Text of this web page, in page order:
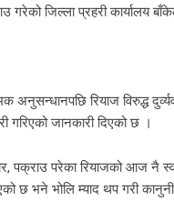
गरेको जिल्ला प्रहरी कार्यालय
अनुसन्धानपछि रियाज विरुद्ध
गरिएको जानकारी दिएको छ ।
पक्राउ परेका रियाजको आज नै
छ भने भोलि म्याद थप गरी